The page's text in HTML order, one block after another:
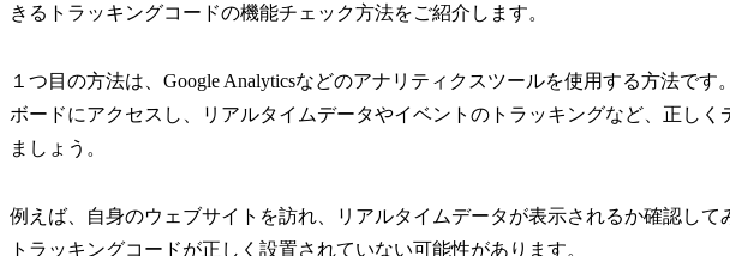
きるトラッキングコードの機能チェック方法をご紹介します。
１つ目の方法は、Google Analyticsなどのアナリティクスツールを使用する方法です
ボードにアクセスし、リアルタイムデータやイベントのトラッキングなど、正しく
ましょう。
例えば、自身のウェブサイトを訪れ、リアルタイムデータが表示されるか確認して
トラッキングコードが正しく設置されていない可能性があります。